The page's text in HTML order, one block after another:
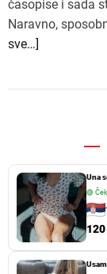
časopise i sada
Naravno,
sve…]
Una
🟢